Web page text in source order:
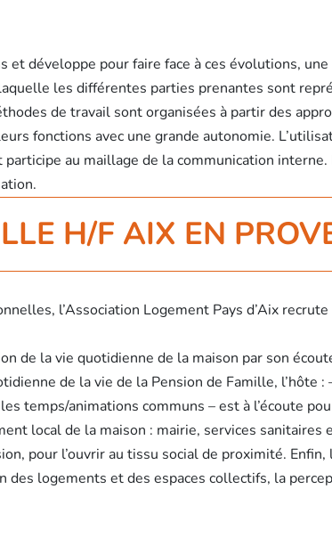
développe pour faire face à ces évolutions, une
les différentes parties prenantes sont
de travail sont organisées à partir des
fonctions avec une grande autonomie.
au maillage de la communication
H/F AIX EN
l’Association Logement Pays d’Aix
de la vie quotidienne de la maison par son
de la vie de la Pension de Famille, l’hôte
temps/animations communs – est à l’écoute
local de la maison : mairie, services sanitaires
pour l’ouvrir au tissu social de proximité. Enfin,
logements et des espaces collectifs, la